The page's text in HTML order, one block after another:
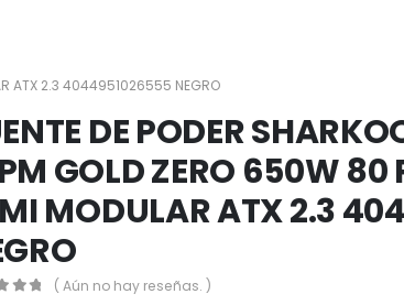
ATX 2.3 4044951026555 NEGRO
DE PODER
GOLD ZERO 650W 80
MODULAR ATX 2.3
( Aún no hay reseñas. )